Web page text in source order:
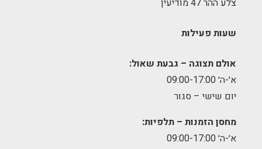
צלע ההר 47 מודיעין
שעות פעילות
אולם תצוגה – גבעת שאול:
א׳-ה׳ 09:00-17:00
יום שישי – סגור
מחסן הזמנות – תלפיות:
א׳-ה׳ 09:00-17:00